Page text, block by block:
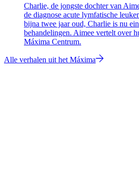
Charlie, de jongste dochter van
de diagnose acute lymfatische
bijna twee jaar oud, Charlie is nu
behandelingen. Aimee vertelt over
Máxima Centrum.
Alle verhalen uit het Máxima